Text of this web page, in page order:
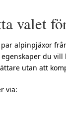
valet
alpinpjäxor
du vill
utan att
via: